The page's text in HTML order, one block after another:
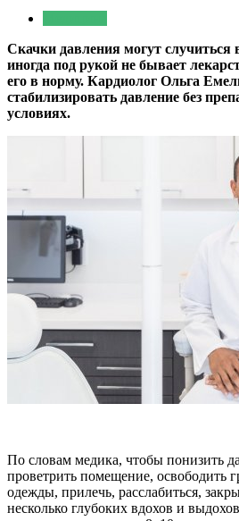
Скачки давления могут случиться
иногда под рукой не бывает
его в норму. Кардиолог Ольга
стабилизировать давление без
условиях.
По словам медика, чтобы понизить
проветрить помещение, освободить
одежды, прилечь, расслабиться,
несколько глубоких вдохов и